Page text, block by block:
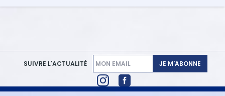
SUIVRE L'ACTUALITÉ JE M'ABONNE